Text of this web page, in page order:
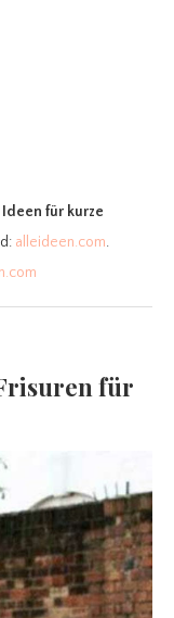
Ideen für kurze
alleideen.com.
für